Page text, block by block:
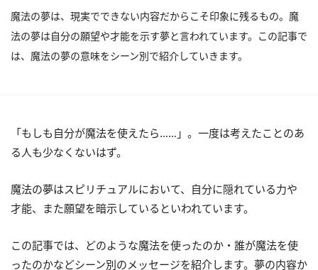
魔法の夢は、現実でできない内容だからこそ印象に残るもの。魔
法の夢は自分の願望や才能を示す夢と言われています。この記事で
は、魔法の夢の意味をシーン別で紹介していきます。
「もしも自分が魔法を使えたら……」。一度は考えたことのあ
る人も少なくないはず。
魔法の夢はスピリチュアルにおいて、自分に隠れている力や
才能、また願望を暗示しているといわれています。
この記事では、どのような魔法を使ったのか・誰が魔法を使
ったのかなどシーン別のメッセージを紹介します。夢の内容か